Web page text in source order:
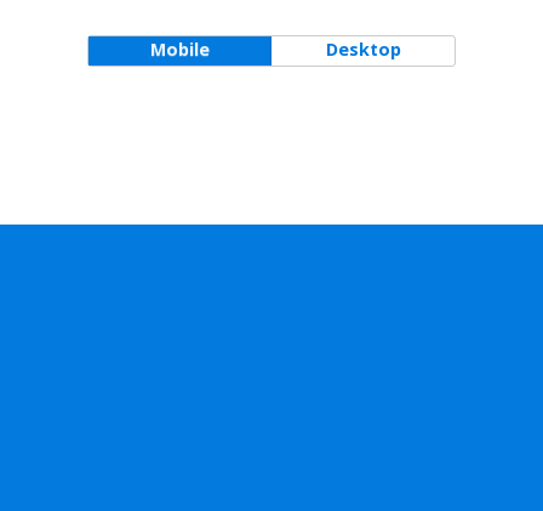
Mobile Desktop